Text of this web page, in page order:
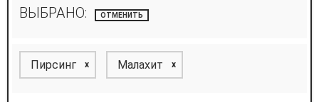
ВЫБРАНО: ОТМЕНИТЬ
Пирсинг x Малахит x